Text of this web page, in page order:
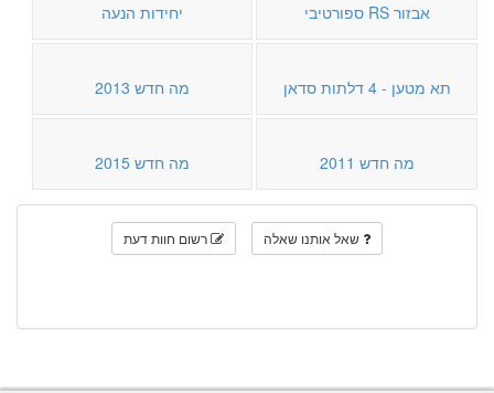
אבזור RS ספורטיבי יחידות הנעה
תא מטען - 4 דלתות סדאן מה חדש 2013
מה חדש 2011 מה חדש 2015
שאל אותנו שאלה רשום חוות דעת